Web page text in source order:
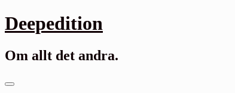
Gå
till
Deepedition
Om allt det andra.
Primär